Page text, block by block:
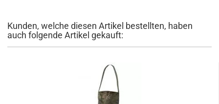
Kunden, welche diesen Artikel bestellten, haben
auch folgende Artikel gekauft: